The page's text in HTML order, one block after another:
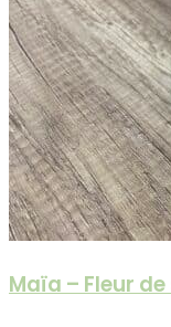
Maïa – Fleur